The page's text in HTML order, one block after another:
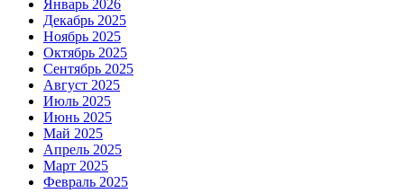
Январь 2026
Декабрь 2025
Ноябрь 2025
Октябрь 2025
Сентябрь 2025
Август 2025
Июль 2025
Июнь 2025
Май 2025
Апрель 2025
Март 2025
Февраль 2025